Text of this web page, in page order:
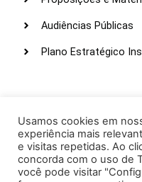
Audiências Públicas
Plano Estratégico
Webmail
Intranet
Administração
Usamos cookies em
experiência mais
e visitas repetidas. Ao
concorda com o uso de
você pode visitar